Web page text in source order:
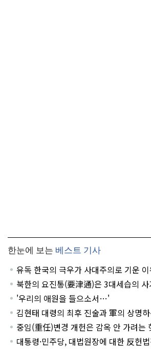
한눈에 보는 베스트 기사
유독 한국의 극우가 사대주의로 기운
북한의 요진통(要津通)은 3대세습의 사
'우리의 애원을 들으소서…'
김현태 대령의 최후 진술과 軍의 상명
중임(重任)변경 개헌은 감옥 안 가려는
대통령·민주당, 대법원장에 대한 反헌